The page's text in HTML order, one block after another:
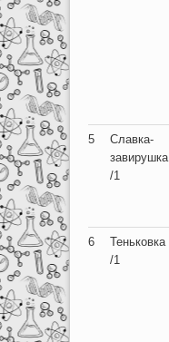
5
Славка-
завирушка
/1
6
Теньковка
/1